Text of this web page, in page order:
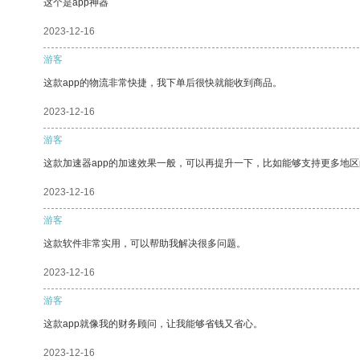
这个是app神器
2023-12-16
游客
这款app的物流非常快捷，我下单后很快就能收到商品。
2023-12-16
游客
这款加速器app的加速效果一般，可以再提升一下，比如能够支持更多地区
2023-12-16
游客
这款软件非常实用，可以帮助我解决很多问题。
2023-12-16
游客
这款app就像我的财务顾问，让我能够省钱又省心。
2023-12-16